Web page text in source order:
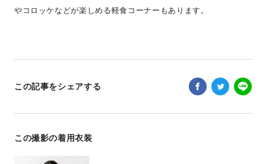
やコロッケなどが楽しめる軽食コーナーもあります。
この記事をシェアする
この撮影の着用衣装